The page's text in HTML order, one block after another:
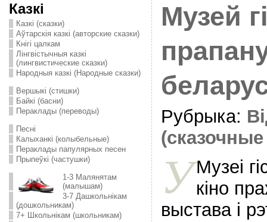
Казкі
Казкі (сказки)
Аўтарскія казкі (авторские сказки)
Кнігі цалкам
Лінгвістычныя казкі
(лингвистические сказки)
Народныя казкі (Народные сказки)
Вершыкі (стишки)
Байкі (басни)
Пераклады (переводы)
Песні
Калыханкі (колыбельные)
Пераклады папулярных песен
Прыпеўкі (частушки)
1-3 Малянятам
(малышам)
3-7 Дашкольнікам
(дошкольникам)
7+ Школьнікам (школьникам)
Музей
Рубрыка:
УМузеі
кіно
выстава і